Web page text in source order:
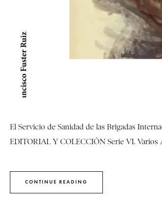
El Servicio de Sanidad de las Brigadas
EDITORIAL Y COLECCIÓN Serie VI. Varios
CONTINUE READING